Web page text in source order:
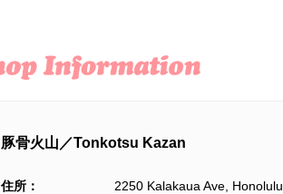
豚骨火山／Tonkotsu Kazan
住所：
2250 Kalakaua Ave, Honolulu